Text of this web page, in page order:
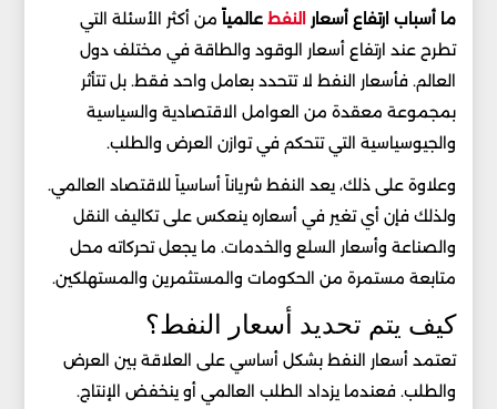
ما أسباب ارتفاع أسعار النفطعالمياً من أكثر الأسئلة التي
تطرح عند ارتفاع أسعار الوقود والطاقة في مختلف دول
العالم. فأسعار النفط لا تتحدد بعامل واحد فقط. بل تتأثر
بمجموعة معقدة من العوامل الاقتصادية والسياسية
والجيوسياسية التي تتحكم في توازن العرض والطلب.
وعلاوة على ذلك، يعد النفط شرياناً أساسياً للاقتصاد العالمي.
ولذلك فإن أي تغير في أسعاره ينعكس على تكاليف النقل
والصناعة وأسعار السلع والخدمات. ما يجعل تحركاته محل
متابعة مستمرة من الحكومات والمستثمرين والمستهلكين.
كيف يتم تحديد أسعار النفط؟
تعتمد أسعار النفط بشكل أساسي على العلاقة بين العرض
والطلب. فعندما يزداد الطلب العالمي أو ينخفض الإنتاج.